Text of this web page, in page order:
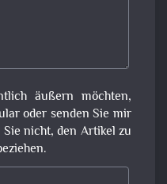
äußern möchten,
oder senden Sie mir
nicht, den Artikel zu